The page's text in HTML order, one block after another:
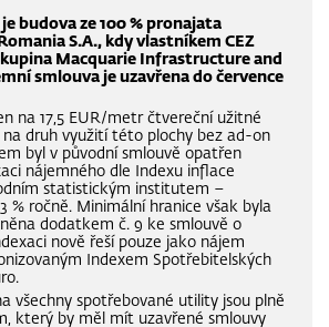
budova ze 100 % pronajata
S.A., kdy vlastníkem CEZ
Macquarie Infrastructure and
smlouva je uzavřena do července
na 17,5 EUR/metr čtvereční užitné
na druh využití této plochy bez ad-on
byl v původní smlouvě opatřen
nájemného dle Indexu inflace
statistickým institutem –
% ročně. Minimální hranice však byla
dodatkem č. 9 ke smlouvě o
nově řeší pouze jako nájem
Indexem Spotřebitelských
všechny spotřebované utility jsou plně
který by měl mít uzavřené smlouvy